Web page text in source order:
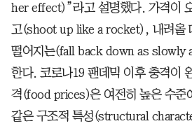
her effect)”라고 설명했다. 가격이
고(shoot up like a rocket), 내려올
떨어지는(fall back down as slowly
한다. 코로나19 팬데믹 이후 충격이
격(food prices)은 여전히 높은 수준
같은 구조적 특성(structural